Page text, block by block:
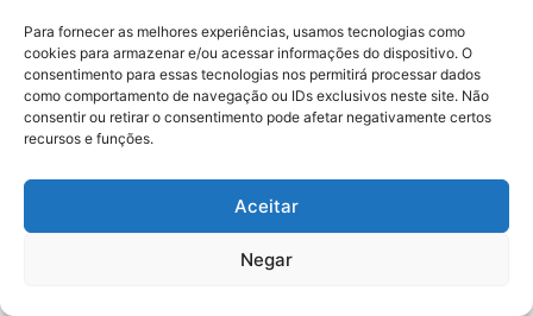
Para fornecer as melhores experiências, usamos tecnologias como
cookies para armazenar e/ou acessar informações do dispositivo. O
consentimento para essas tecnologias nos permitirá processar dados
como comportamento de navegação ou IDs exclusivos neste site. Não
consentir ou retirar o consentimento pode afetar negativamente certos
recursos e funções.
Aceitar
Negar